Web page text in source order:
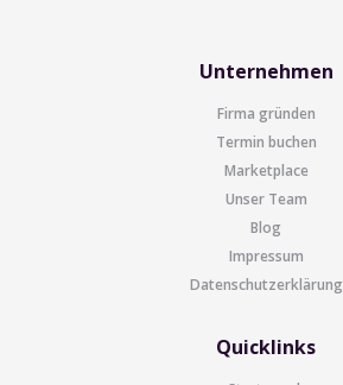
Unternehmen
Firma gründen
Termin buchen
Marketplace
Unser Team
Blog
Impressum
Datenschutzerklärung
Quicklinks